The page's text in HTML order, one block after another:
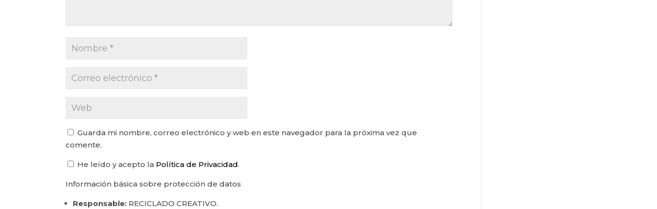
Guarda mi nombre, correo electrónico y web en este navegador para la próxima vez que
comente.
He leído y acepto la Política de Privacidad.
Información básica sobre protección de datos
Responsable: RECICLADO CREATIVO.